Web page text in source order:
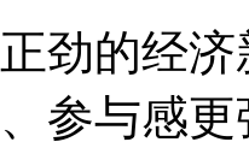
的经济
参与感